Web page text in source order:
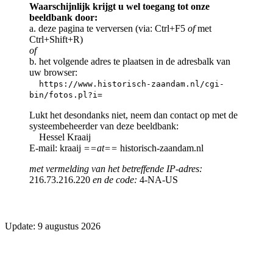
Waarschijnlijk krijgt u wel toegang tot onze
beeldbank door:
a. deze pagina te verversen (via: Ctrl+F5 ofmet
Ctrl+Shift+R)
of
b. het volgende adres te plaatsen in de adresbalk van
uw browser:
https://www.historisch-zaandam.nl/cgi-
bin/fotos.pl?i=
Lukt het desondanks niet, neem dan contact op met de
systeembeheerder van deze beeldbank:
Hessel Kraaij
E-mail: kraaij ==at== historisch-zaandam.nl
met vermelding van het betreffende IP-adres:
216.73.216.220 en de code: 4-NA-US
Update: 9 augustus 2026